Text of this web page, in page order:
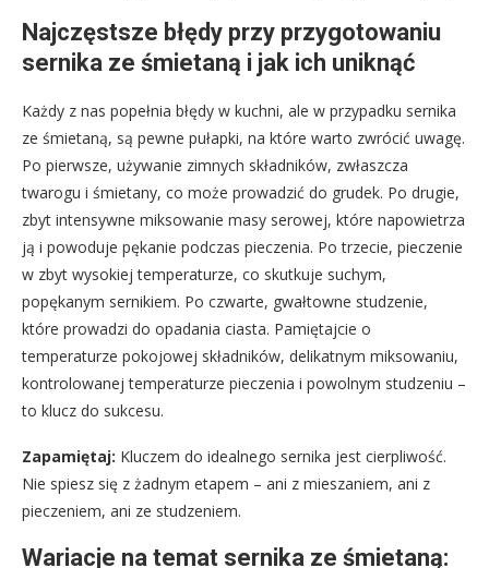
Najczęstsze błędy przy przygotowaniu
sernika ze śmietaną i jak ich uniknąć
Każdy z nas popełnia błędy w kuchni, ale w przypadku sernika
ze śmietaną, są pewne pułapki, na które warto zwrócić uwagę.
Po pierwsze, używanie zimnych składników, zwłaszcza
twarogu i śmietany, co może prowadzić do grudek. Po drugie,
zbyt intensywne miksowanie masy serowej, które napowietrza
ją i powoduje pękanie podczas pieczenia. Po trzecie, pieczenie
w zbyt wysokiej temperaturze, co skutkuje suchym,
popękanym sernikiem. Po czwarte, gwałtowne studzenie,
które prowadzi do opadania ciasta. Pamiętajcie o
temperaturze pokojowej składników, delikatnym miksowaniu,
kontrolowanej temperaturze pieczenia i powolnym studzeniu –
to klucz do sukcesu.
Zapamiętaj: Kluczem do idealnego sernika jest cierpliwość.
Nie spiesz się z żadnym etapem – ani z mieszaniem, ani z
pieczeniem, ani ze studzeniem.
Wariacje na temat sernika ze śmietaną: